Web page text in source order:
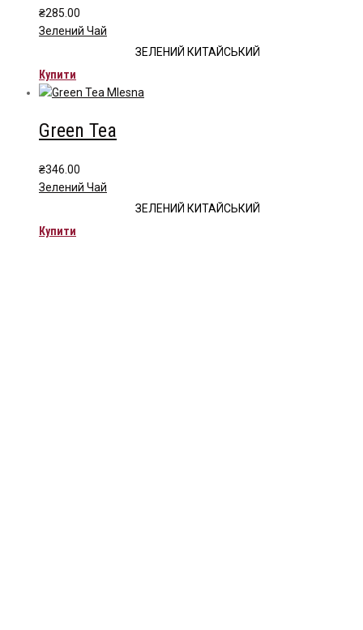
Параметри
можна
товару
₴285.00
Зелений Чай
ЗЕЛЕНИЙ КИТАЙСЬКИЙ
Купити
Green Tea
₴346.00
Зелений Чай
ЗЕЛЕНИЙ КИТАЙСЬКИЙ
Купити